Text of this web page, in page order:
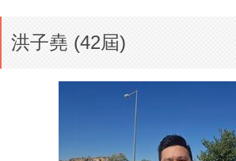
洪子堯 (42屆)